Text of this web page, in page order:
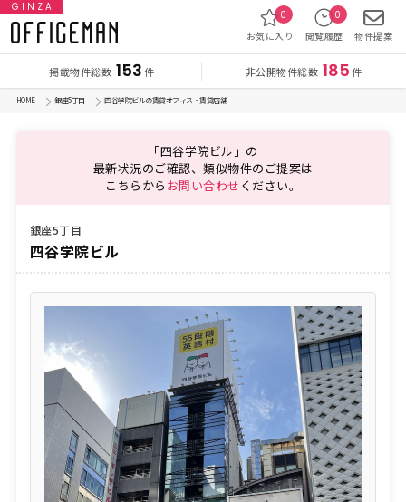
GINZA
掲載物件総数 153件 非公開物件総数 185件
お気に入り
0
閲覧履歴
0
物件提案
HOME 銀座5丁目 四谷学院ビルの賃貸オフィス・賃貸店舗
「四谷学院ビル」の
最新状況のご確認、類似物件のご提案は
こちらから お問い合わせ ください。
銀座5丁目
四谷学院ビル